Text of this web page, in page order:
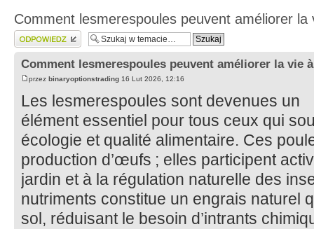
Comment lesmerespoules peuvent améliorer la
Wyślij odpowiedź
Comment lesmerespoules peuvent améliorer la vie
przez binaryoptionstrading 16 Lut 2026, 12:16
Les lesmerespoules sont devenues un
élément essentiel pour tous ceux qui
écologie et qualité alimentaire. Ces
production d’œufs ; elles participent
jardin et à la régulation naturelle des
nutriments constitue un engrais naturel
sol, réduisant le besoin d’intrants